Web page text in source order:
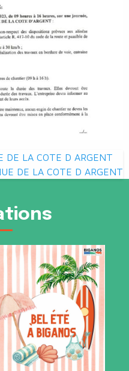
DE LA COTE D ARGENT
DE LA COTE D ARGENT